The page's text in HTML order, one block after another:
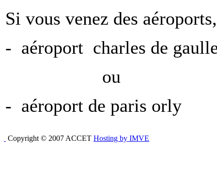
Si vous venez des
- aéroport charles de
ou
- aéroport de paris orly
Copyright © 2007 ACCET Hosting by IMVE